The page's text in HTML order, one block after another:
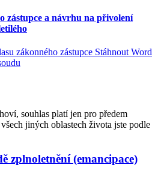
zástupce a návrhu na přivolení
zákonného zástupce Stáhnout Word
souhlas platí jen pro předem
jiných oblastech života jste podle
zplnoletnění (emancipace)